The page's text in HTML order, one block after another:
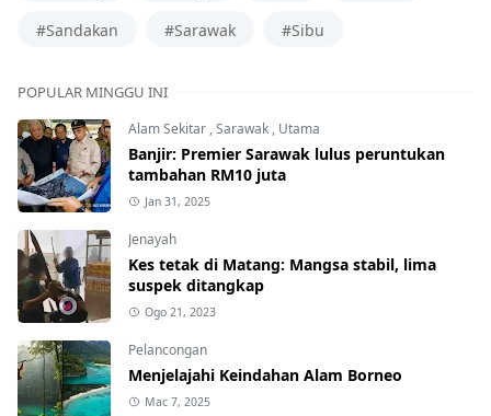
#Sandakan #Sarawak #Sibu
POPULAR MINGGU INI
Alam Sekitar ,Sarawak , Utama
Banjir: Premier Sarawak lulus peruntukan
tambahan RM10 juta
Jan 31, 2025
Jenayah
Kes tetak di Matang: Mangsa stabil, lima
suspek ditangkap
Ogo 21, 2023
Pelancongan
Menjelajahi Keindahan Alam Borneo
Mac 7, 2025